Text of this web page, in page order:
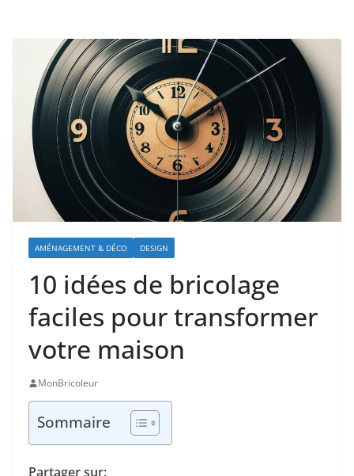
AMÉNAGEMENT & DÉCO DESIGN
10 idées de bricolage
faciles pour transformer
votre maison
MonBricoleur
Sommaire
Partager sur: